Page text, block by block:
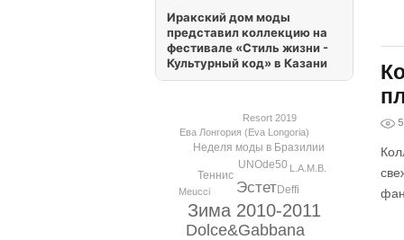
Иракский дом моды
представил коллекцию на
фестивале «Стиль жизни -
Культурный код» в Казани
Зима 2010-2011
Dolce&Gabbana
Эстет
UNOde50
Deffi
Неделя моды в Бразилии
Теннис
L.A.M.B.
Meucci
Ева Лонгория (Eva Longoria)
Resort 2019